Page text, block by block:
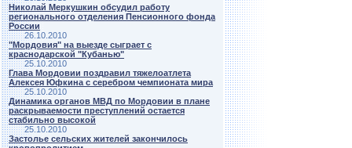
Николай Меркушкин обсудил работу
регионального отделения Пенсионного фонда
России
26.10.2010
"Мордовия" на выезде сыграет с
краснодарской "Кубанью"
25.10.2010
Глава Мордовии поздравил тяжелоатлета
Алексея Юфкина с серебром чемпионата мира
25.10.2010
Динамика органов МВД по Мордовии в плане
раскрываемости преступлений остается
стабильно высокой
25.10.2010
Застолье сельских жителей закончилось